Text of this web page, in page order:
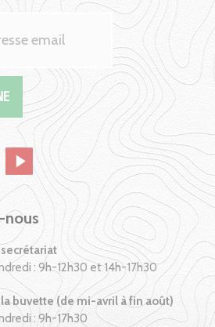
nous
: 9h-12h30 et 14h-17h30
buvette (de mi-avril à fin août)
: 9h-17h30